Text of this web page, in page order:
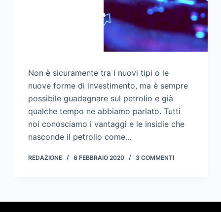
Non è sicuramente tra i nuovi tipi o le
nuove forme di investimento, ma è sempre
possibile guadagnare sul petrolio e già
qualche tempo ne abbiamo parlato. Tutti
noi conosciamo i vantaggi e le insidie che
nasconde il petrolio come…
REDAZIONE 6 FEBBRAIO 2020 3 COMMENTI